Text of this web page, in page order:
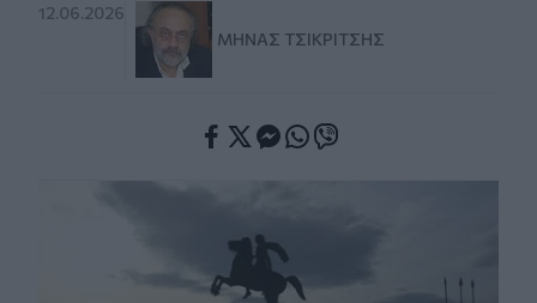
12.06.2026
ΜΗΝΆΣ ΤΣΙΚΡΙΤΣΉΣ